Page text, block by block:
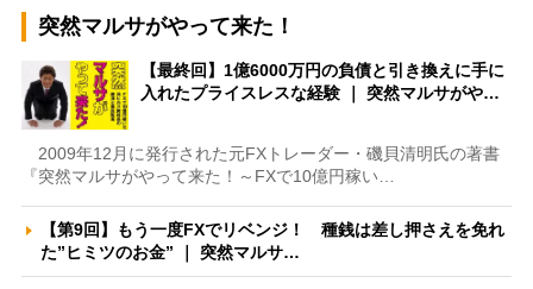
突然マルサがやって来た！
【最終回】1億6000万円の負債と引き換えに手に
入れたプライスレスな経験 ｜ 突然マルサがや…
2009年12月に発行された元FXトレーダー・磯貝清明氏の著書
『突然マルサがやって来た！～FXで10億円稼い…
【第9回】もう一度FXでリベンジ！ 種銭は差し押さえを免れ
た”ヒミツのお金” ｜ 突然マルサ…